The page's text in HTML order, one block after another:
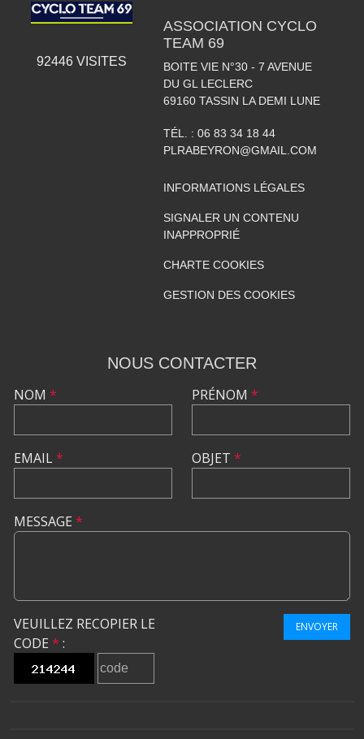
92446VISITES
ASSOCIATION CYCLO
TEAM 69
BOITE VIE N°30 - 7 AVENUE
DU GL LECLERC
69160 TASSIN LA DEMI LUNE
TÉL. : 06 83 34 18 44
PLRABEYRON@GMAIL.COM
INFORMATIONS LÉGALES
SIGNALER UN CONTENU
INAPPROPRIÉ
CHARTE COOKIES
GESTION DES COOKIES
NOUS CONTACTER
NOM *
EMAIL*
PRÉNOM *
OBJET *
MESSAGE *
VEUILLEZ RECOPIER LE
CODE * :
ENVOYER